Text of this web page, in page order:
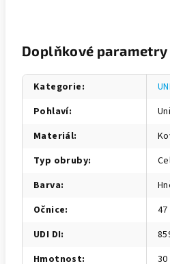
Doplňkové parametry
Kategorie:
Pohlaví:
Materiál:
Typ obruby:
Barva:
Očnice:
47
UDI DI:
Hmotnost: 30